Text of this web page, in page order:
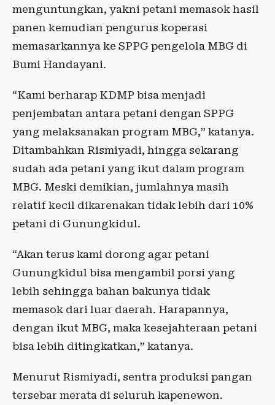
menguntungkan, yakni petani memasok hasil
panen kemudian pengurus koperasi
memasarkannya ke SPPG pengelola MBG di
Bumi Handayani.
“Kami berharap KDMP bisa menjadi
penjembatan antara petani dengan SPPG
yang melaksanakan program MBG,” katanya.
Ditambahkan Rismiyadi, hingga sekarang
sudah ada petani yang ikut dalam program
MBG. Meski demikian, jumlahnya masih
relatif kecil dikarenakan tidak lebih dari 10%
petani di Gunungkidul.
“Akan terus kami dorong agar petani
Gunungkidul bisa mengambil porsi yang
lebih sehingga bahan bakunya tidak
memasok dari luar daerah. Harapannya,
dengan ikut MBG, maka kesejahteraan petani
bisa lebih ditingkatkan,” katanya.
Menurut Rismiyadi, sentra produksi pangan
tersebar merata di seluruh kapenewon.